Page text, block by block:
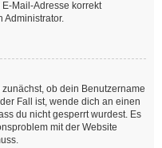
Mail-Adresse korrekt
Administrator.
ob dein Benutzername
Fall ist, wende dich an einen
du nicht gesperrt wurdest. Es
mit der Website